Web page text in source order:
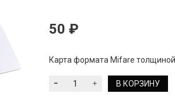
50 ₽
Карта формата Mifare
В КОРЗИНУ